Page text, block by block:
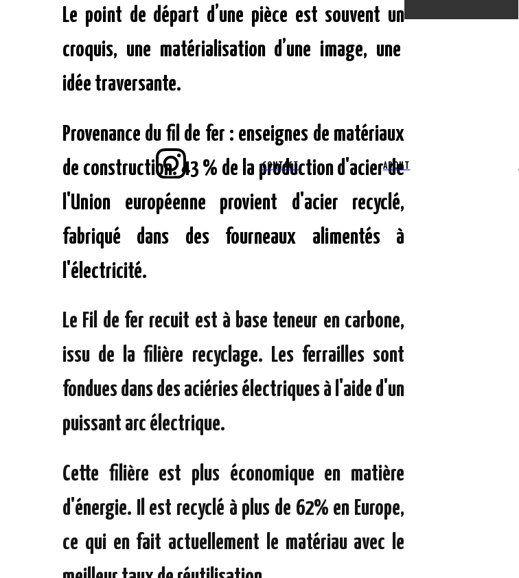
Le point de départ d’une pièce est souvent un
croquis, une matérialisation d’une image, une
idée traversante.
Provenance du fil de fer : enseignes de matériaux
de construction. 43 % de la production d'acier de
l'Union européenne provient d'acier recyclé,
fabriqué dans des fourneaux alimentés à
l'électricité.
Le Fil de fer recuit est à base teneur en carbone,
issu de la filière recyclage. Les ferrailles sont
fondues dans des aciéries électriques à l'aide d'un
puissant arc électrique.
Cette filière est plus économique en matière
d'énergie. Il est recyclé à plus de 62% en Europe,
ce qui en fait actuellement le matériau avec le
CONTACT ABOUT